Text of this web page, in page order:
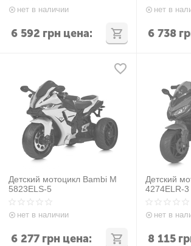
нет в наличии
6 592 грн цена:
нет в
6 738
Детский мотоцикл Bambi M
5823ELS-5
нет в наличии
6 277 грн цена:
Детский
4274ELR-3
нет в
8 115